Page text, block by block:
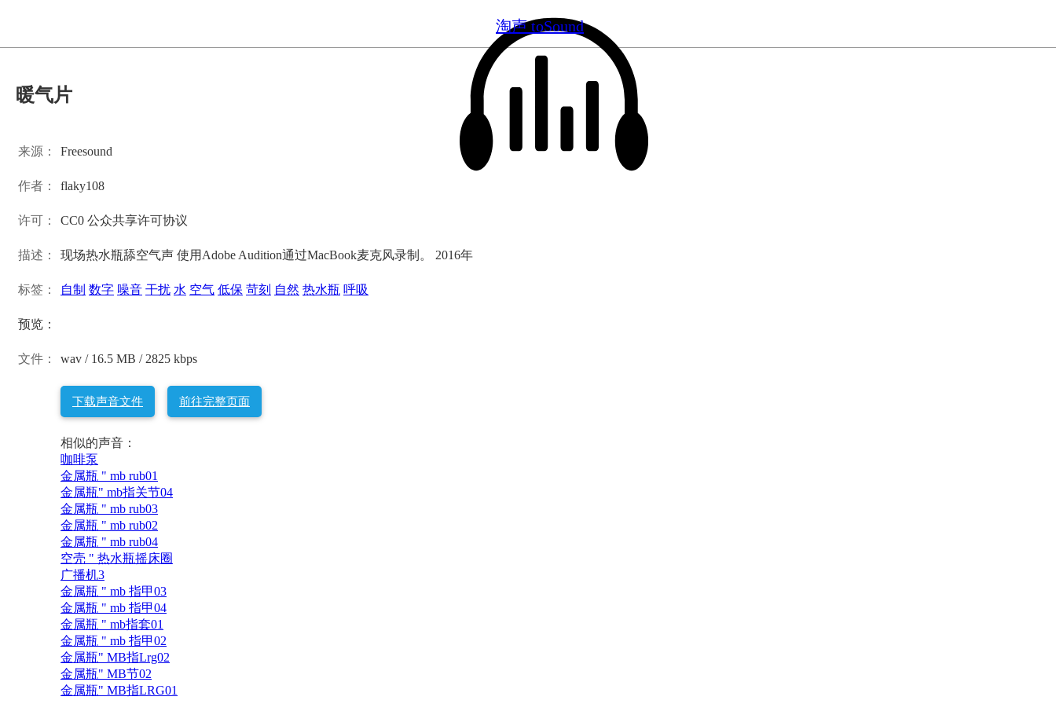
淘声 toSound
暖气片
来源： Freesound
作者： flaky108
许可： CC0 公众共享许可协议
描述： 现场热水瓶舔空气声 使用Adobe Audition通过MacBook麦克风录制。 2016年
标签： 自制 数字 噪音 干扰 水 空气 低保 苛刻 自然 热水瓶 呼吸
预览：
文件： wav / 16.5 MB / 2825 kbps
下载声音文件 前往完整页面
相似的声音：
咖啡泵
金属瓶 " mb rub01
金属瓶" mb指关节04
金属瓶 " mb rub03
金属瓶 " mb rub02
金属瓶 " mb rub04
空壳 " 热水瓶摇床圈
广播机3
金属瓶 " mb 指甲03
金属瓶 " mb 指甲04
金属瓶 " mb指套01
金属瓶 " mb 指甲02
金属瓶" MB指Lrg02
金属瓶" MB节02
金属瓶" MB指LRG01